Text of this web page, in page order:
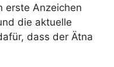
erste Anzeichen
die aktuelle
dass der Ätna